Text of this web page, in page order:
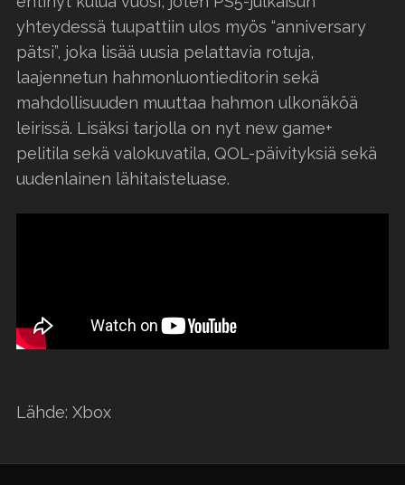
yhteydessä tuupattiin ulos myös “anniversary
pätsi”, joka lisää uusia pelattavia rotuja,
laajennetun hahmonluontieditorin sekä
mahdollisuuden muuttaa hahmon ulkonäköä
leirissä. Lisäksi tarjolla on nyt new game+
pelitila sekä valokuvatila, QOL-päivityksiä sekä
uudenlainen lähitaisteluase.
Lähde: Xbox